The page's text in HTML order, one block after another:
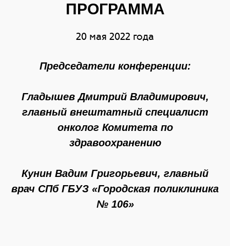
ПРОГРАММА
20 мая 2022 года
Председатели конференции:
Гладышев Дмитрий Владимирович,
главный внештатный специалист
онколог Комитета по
здравоохранению
Кунин Вадим Григорьевич, главный
врач СПб ГБУЗ «Городская поликлиника
№ 106»